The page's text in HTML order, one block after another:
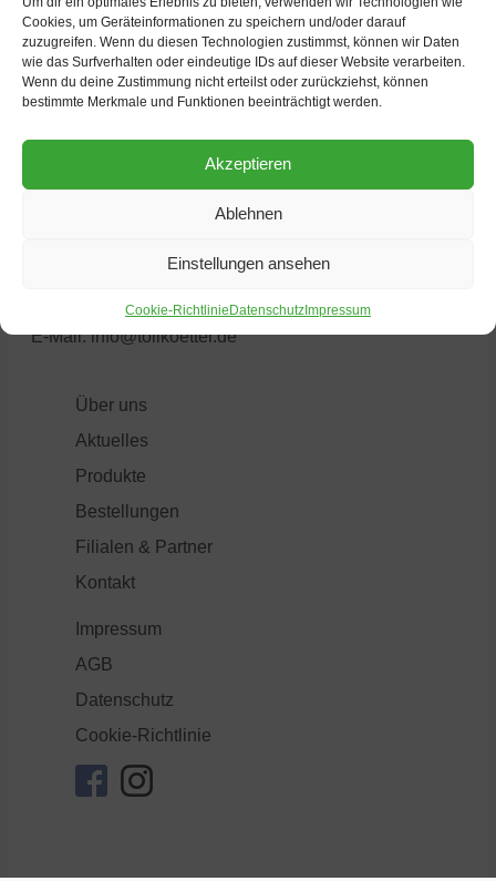
Cookies, um Geräteinformationen zu speichern und/oder darauf
zuzugreifen. Wenn du diesen Technologien zustimmst, können wir Daten
wie das Surfverhalten oder eindeutige IDs auf dieser Website verarbeiten.
Wenn du deine Zustimmung nicht erteilst oder zurückziehst, können
bestimmte Merkmale und Funktionen beeinträchtigt werden.
Akzeptieren
Ablehnen
Einstellungen ansehen
Cookie-RichtlinieDatenschutzImpressum
Heinrich Tollkötter GmbH
Deutschland
E-Mail:info@tollkoetter.de
Über uns
Aktuelles
Produkte
Bestellungen
Filialen & Partner
Kontakt
Impressum
AGB
Datenschutz
Cookie-Richtlinie